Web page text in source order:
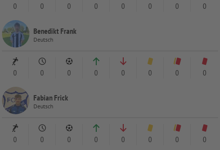
0 0 0 0 0 0 0 0
Benedikt Frank
Deutsch
0 0 0 0 0 0 0 0
Fabian Frick
Deutsch
0 0 0 0 0 0 0 0